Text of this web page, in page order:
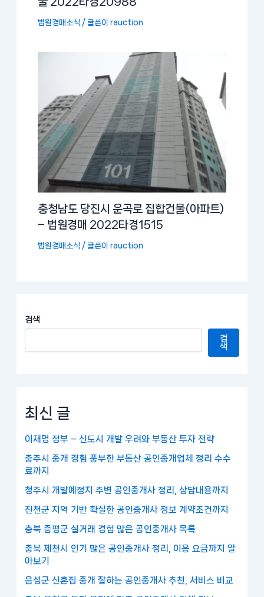
검색
검
색
최신 글
이재명 정부 – 신도시 개발 우려와 부동산 투자 전략
충주시 중개 경험 풍부한 부동산 공인중개업체 정리 수수
료까지
청주시 개발예정지 주변 공인중개사 정리, 상담내용까지
진천군 지역 기반 확실한 공인중개사 정보 계약조건까지
충북 증평군 실거래 경험 많은 공인중개사 목록
충북 제천시 인기 많은 공인중개사 정리, 이용 요금까지 알
아보기
음성군 신혼집 중개 잘하는 공인중개사 추천, 서비스 비교
법원경매소식 / 글쓴이rauction
충청남도 당진시 운곡로 집합건물(아파트)
– 법원경매 2022타경1515
법원경매소식 / 글쓴이rauction